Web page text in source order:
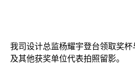
我司设计总监杨耀宇登台领取奖
及其他获奖单位代表拍照留影。